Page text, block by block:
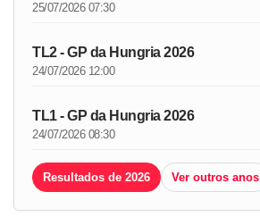
25/07/2026 07:30
TL2 - GP da Hungria 2026
24/07/2026 12:00
TL1 - GP da Hungria 2026
24/07/2026 08:30
Resultados de 2026 Ver outros anos